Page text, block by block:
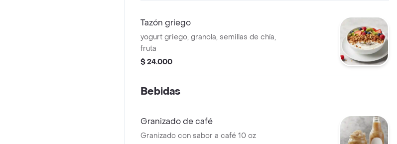
Tazón griego
yogurt griego, granola, semillas de chía,
fruta
$ 24.000
Bebidas
Granizado de café
Granizado con sabor a café 10 oz